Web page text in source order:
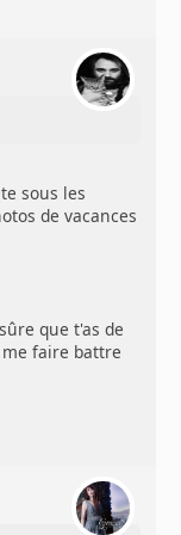
sous les
de vacances
que t'as de
faire battre